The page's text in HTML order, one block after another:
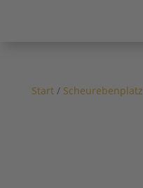
Start/ Scheurebenplatz